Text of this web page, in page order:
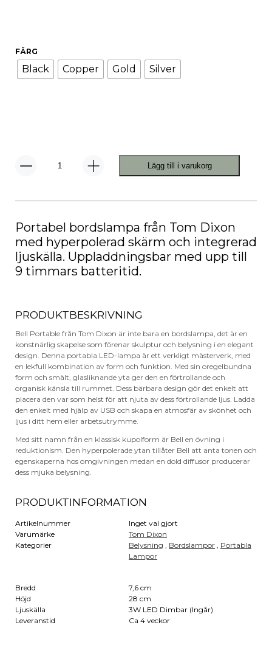
FÄRG
Black Copper Gold Silver
Bell
Lägg till i varukorg
Portabel bordslampa från Tom Dixon
med hyperpolerad skärm och integrerad
ljuskälla. Uppladdningsbar med upp till
9 timmars batteritid.
PRODUKTBESKRIVNING
Bell Portable från Tom Dixon är inte bara en bordslampa, det är en
konstnärlig skapelse som förenar skulptur och belysning i en elegant
design. Denna portabla LED-lampa är ett verkligt mästerverk, med
en lekfull kombination av form och funktion. Med sin oregelbundna
form och smält, glasliknande yta ger den en förtrollande och
organisk känsla till rummet. Dess bärbara design gör det enkelt att
placera den var som helst för att njuta av dess förtrollande ljus. Ladda
den enkelt med hjälp av USB och skapa en atmosfär av skönhet och
ljus i ditt hem eller arbetsutrymme.
Med sitt namn från en klassisk kupolform är Bell en övning i
reduktionism. Den hyperpolerade ytan tillåter Bell att anta tonen och
egenskaperna hos omgivningen medan en dold diffusor producerar
dess mjuka belysning.
PRODUKTINFORMATION
Artikelnummer
Inget val gjort
Varumärke
Tom Dixon
Kategorier
Belysning Bordslampor
Portabla
Lampor
Bredd
7,6 cm
Höjd
28 cm
Ljuskälla
3W LED Dimbar (Ingår)
Leveranstid
Ca 4 veckor